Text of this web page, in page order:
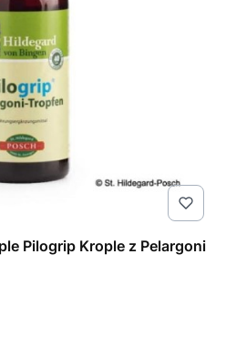
Pilogrip Krople z Pelargoni